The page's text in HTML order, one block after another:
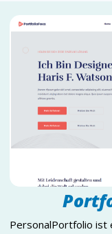
VerzeichnisFoxx
BlogFoxx
PersonalPortfolio ist